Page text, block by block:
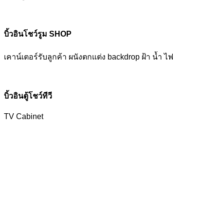
บิ้วอินโชว์รูม SHOP
เคาน์เตอร์รับลูกค้า ผนังตกแต่ง backdrop ฝ้า น้ำ ไฟ
บิ้วอินตู้โชว์ทีวี
TV Cabinet